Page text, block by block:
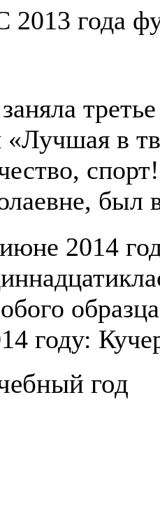
2013 года
«Лучшая в
был
2014
году:
год